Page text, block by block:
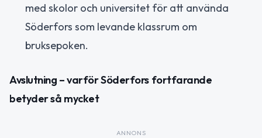
med skolor och universitet för att använda
Söderfors som levande klassrum om
bruksepoken.
Avslutning – varför Söderfors fortfarande
betyder så mycket
ANNONS